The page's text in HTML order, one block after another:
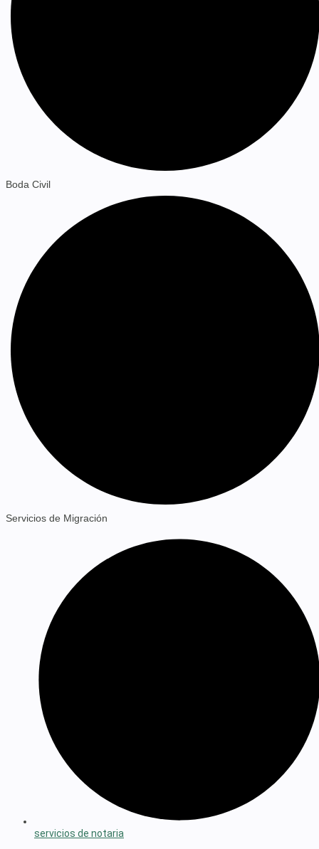
Boda Civil
Servicios de Migración
servicios de notaria